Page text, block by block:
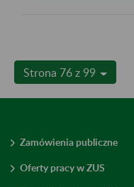
Strona 76 z 99
Zamówienia publiczne
Oferty pracy w ZUS